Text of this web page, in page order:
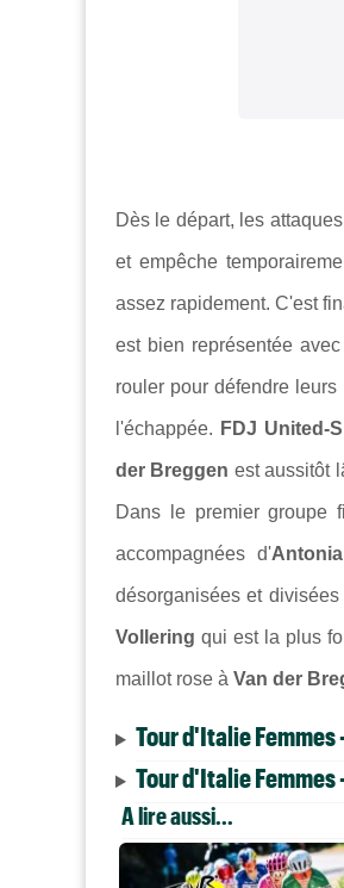
Dès le départ, les
et empêche
assez rapidement. C'est
est bien représentée
rouler pour défendre
l'échappée. FDJ United-
der Breggen est aussitôt
Dans le premier groupe
accompagnées d'
désorganisées et
Vollering qui est la plus
maillot rose à Van der
Tour d'Italie Femmes
Tour d'Italie
A lire aussi...